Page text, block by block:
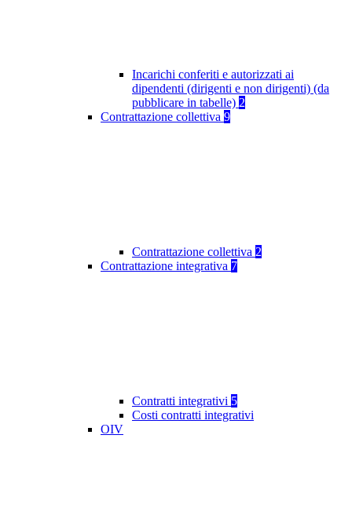
Incarichi conferiti e autorizzati ai
dipendenti (dirigenti e non dirigenti) (da
pubblicare in tabelle) 2
Contrattazione collettiva 9
Contrattazione collettiva 2
Contrattazione integrativa 7
Contratti integrativi 5
Costi contratti integrativi
OIV